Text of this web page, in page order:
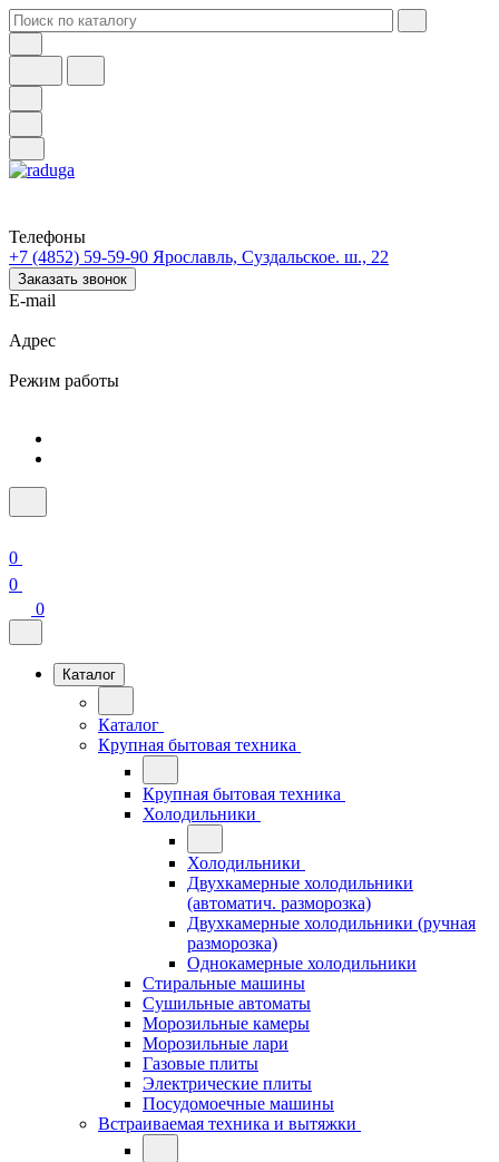
Телефоны
+7 (4852) 59-59-90 Ярославль, Суздальское. ш., 22
Заказать звонок
E-mail
Адрес
Режим работы
0
0
0
Каталог
Каталог
Крупная бытовая техника
Крупная бытовая техника
Холодильники
Холодильники
Двухкамерные холодильники
(автоматич. разморозка)
Двухкамерные холодильники (ручная
разморозка)
Однокамерные холодильники
Стиральные машины
Сушильные автоматы
Морозильные камеры
Морозильные лари
Газовые плиты
Электрические плиты
Посудомоечные машины
Встраиваемая техника и вытяжки